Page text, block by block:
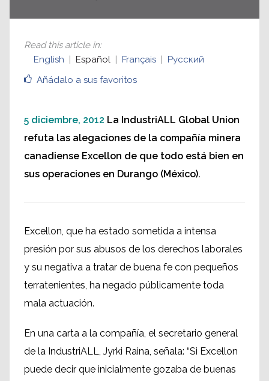
Añádalo a sus favoritos
Read this article in:
English
Español Français Русский
5 diciembre, 2012 La IndustriALL Global Union
refuta las alegaciones de la compañía minera
canadiense Excellon de que todo está bien en
sus operaciones en Durango (México).
Excellon, que ha estado sometida a intensa
presión por sus abusos de los derechos laborales
y su negativa a tratar de buena fe con pequeños
terratenientes, ha negado públicamente toda
mala actuación.
En una carta a la compañía, el secretario general
de la IndustriALL, Jyrki Raina, señala: “Si Excellon
puede decir que inicialmente gozaba de buenas